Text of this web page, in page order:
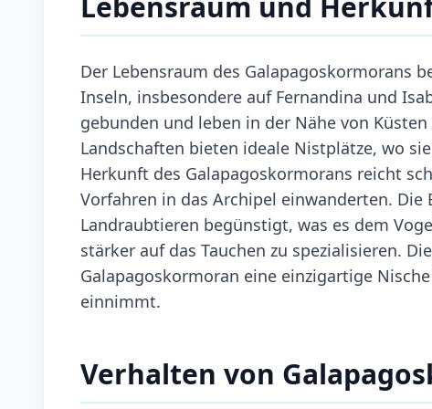
Der Lebensraum des Galapagoskormorans
Inseln, insbesondere auf Fernandina und
gebunden und leben in der Nähe von
Landschaften bieten ideale Nistplätze, wo
Herkunft des Galapagoskormorans reicht
Vorfahren in das Archipel einwanderten.
Landraubtieren begünstigt, was es dem
stärker auf das Tauchen zu spezialisieren.
Galapagoskormoran eine einzigartige
einnimmt.
Verhalten von